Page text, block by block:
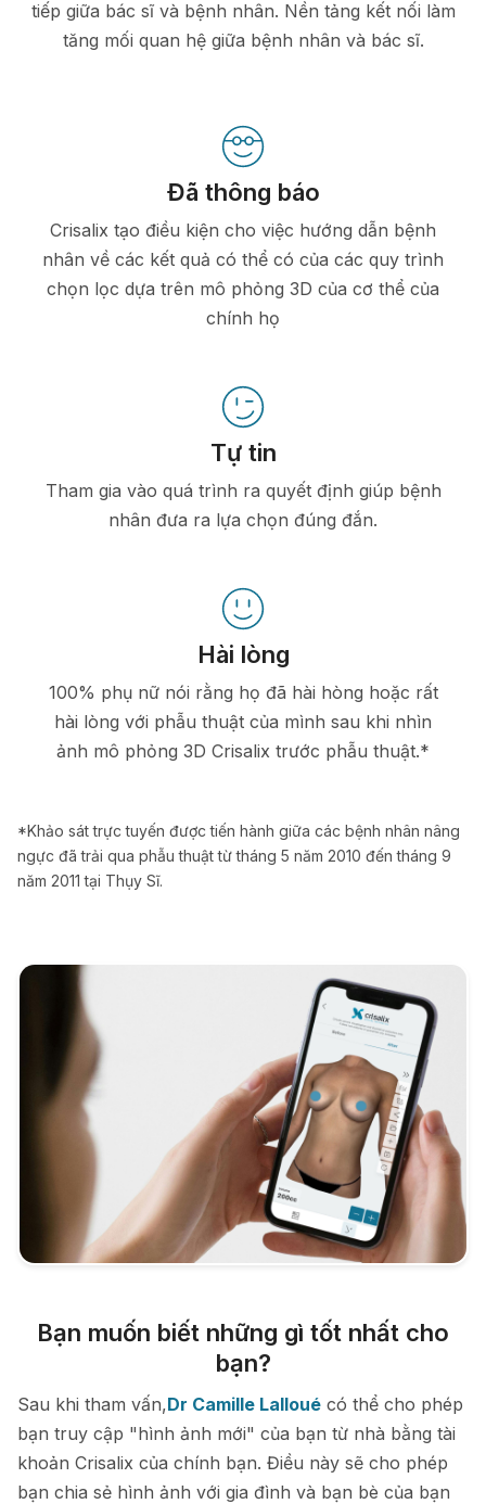
tiếp giữa bác sĩ và bệnh nhân. Nền tảng kết nối làm
tăng mối quan hệ giữa bệnh nhân và bác sĩ.
Đã thông báo
Crisalix tạo điều kiện cho việc hướng dẫn bệnh
nhân về các kết quả có thể có của các quy trình
chọn lọc dựa trên mô phỏng 3D của cơ thể của
chính họ
Tự tin
Tham gia vào quá trình ra quyết định giúp bệnh
nhân đưa ra lựa chọn đúng đắn.
Hài lòng
100% phụ nữ nói rằng họ đã hài hòng hoặc rất
hài lòng với phẫu thuật của mình sau khi nhìn
ảnh mô phỏng 3D Crisalix trước phẫu thuật.*
*Khảo sát trực tuyến được tiến hành giữa các bệnh nhân nâng
ngực đã trải qua phẫu thuật từ tháng 5 năm 2010 đến tháng 9
năm 2011 tại Thụy Sĩ.
Bạn muốn biết những gì tốt nhất cho
bạn?
Sau khi tham vấn,Dr Camille Lalloué có thể cho phép
bạn truy cập "hình ảnh mới" của bạn từ nhà bằng tài
khoản Crisalix của chính bạn. Điều này sẽ cho phép
bạn chia sẻ hình ảnh với gia đình và bạn bè của bạn